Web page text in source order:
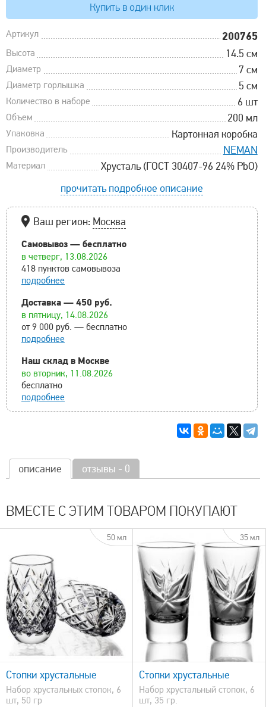
Купить в один клик
Артикул 200765
Высота 14.5 см
Диаметр 7 см
Диаметр горлышка 5 см
Количество в наборе 6 шт
Объем 200 мл
Упаковка Картонная коробка
Производитель NEMAN
Материал
Хрусталь (ГОСТ 30407-96 24% PbO)
прочитать подробное описание
Ваш регион: Москва
Самовывоз — бесплатно
в четверг, 13.08.2026
418 пунктов самовывоза
подробнее
Доставка — 450 руб.
в пятницу, 14.08.2026
от 9 000 руб. — бесплатно
подробнее
Наш склад в Москве
во вторник, 11.08.2026
бесплатно
подробнее
описание отзывы - 0
ВМЕСТЕ С ЭТИМ ТОВАРОМ ПОКУПАЮТ
50 мл
Стопки хрустальные
Набор хрустальных стопок, 6
шт, 50 гр
35 мл
быстрый просмотр
Стопки хрустальные
Набор хрустальный стопок, 6
шт, 35 гр.